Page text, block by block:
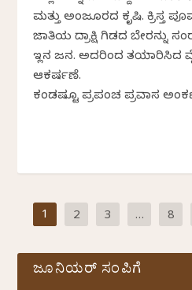
ಮತ್ತು ಅಂಜೂರದ ಕೃಷಿ. ಕ್ರಿಸ್ತ
ಜಾತಿಯ ದ್ರಾಕ್ಷಿ ಗಿಡದ ಬೇರನ್ನು
ಇಲ್ಲಿನ ಜನ. ಅದರಿಂದ ತಯಾರಿಸಿದ
ಆಕರ್ಷಣೆ.
ಕಂಡಷ್ಟೂ ಪ್ರಪಂಚ ಪ್ರವಾಸ
1 2 3 … 8
ಜೂನಿಯರ್ ಸಂಪಿಗೆ